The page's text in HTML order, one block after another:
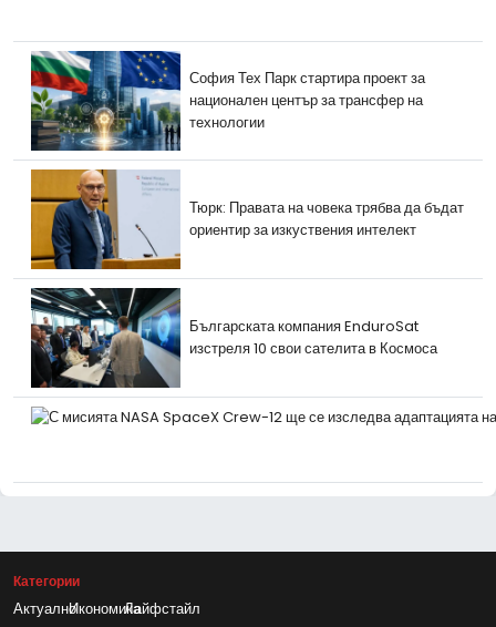
София Тех Парк стартира проект за
национален център за трансфер на
технологии
Тюрк: Правата на човека трябва да бъдат
ориентир за изкуствения интелект
Българската компания EnduroSat
изстреля 10 свои сателита в Космоса
Категории
АктуалноИкономикаЛайфстайл